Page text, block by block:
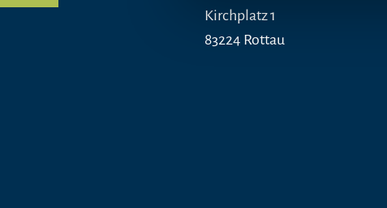
Kirchplatz 1
83224 Rottau